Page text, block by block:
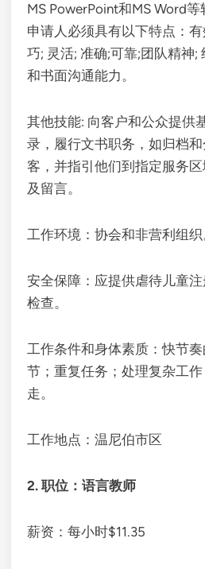
MS PowerPoint和MS Word等
申请人必须具有以下特点：
巧; 灵活; 准确;可靠;团队精神;
和书面沟通能力。
其他技能: 向客户和公众提供
录，履行文书职务，如归档
客，并指引他们到指定服务
及留言。
工作环境：协会和非营利组织
安全保障：应提供虐待儿童
检查。
工作条件和身体素质：快节
节；重复任务；处理复杂工
走。
工作地点：温尼伯市区
2. 职位：语言教师
薪资：每小时$11.35